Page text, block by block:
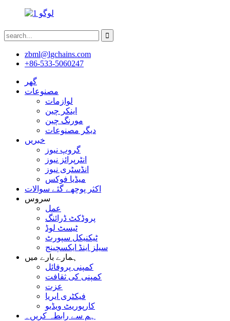
zbml@lgchains.com
+86-533-5060247
گھر
مصنوعات
لوازمات
اینکر چین
مورنگ چین
دیگر مصنوعات
خبریں
گروپ نیوز
انٹرپرائز نیوز
انڈسٹری نیوز
میڈیا فوکس
اکثر پوچھے گئے سوالات
سروس
عمل
پروڈکٹ ڈرائنگ
ٹیسٹ لوڈ
ٹیکنیکل سپورٹ
سیلز اینڈ ایکسچینج
ہمارے بارے میں
کمپنی پروفائل
کمپنی کی ثقافت
عزت
فیکٹری ایریا
کارپوریٹ ویڈیو
ہم سے رابطہ کریں۔